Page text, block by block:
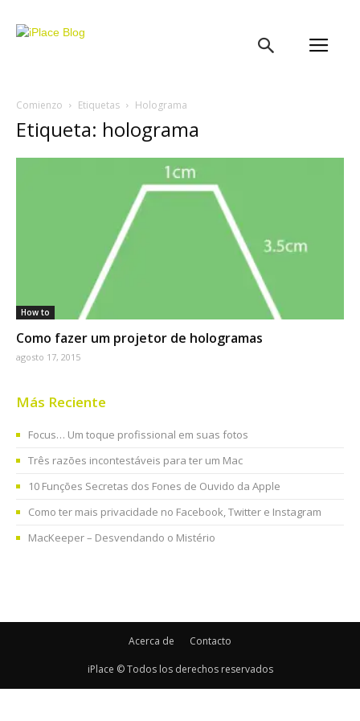
Comienzo Etiquetas Holograma
Etiqueta: holograma
How to
Como fazer um projetor de hologramas
agosto 17, 2015
Más Reciente
Focus… Um toque profissional em suas fotos
Três razões incontestáveis para ter um Mac
10 Funções Secretas dos Fones de Ouvido da Apple
Como ter mais privacidade no Facebook, Twitter e Instagram
MacKeeper – Desvendando o Mistério
Acerca de Contacto
iPlace © Todos los derechos reservados